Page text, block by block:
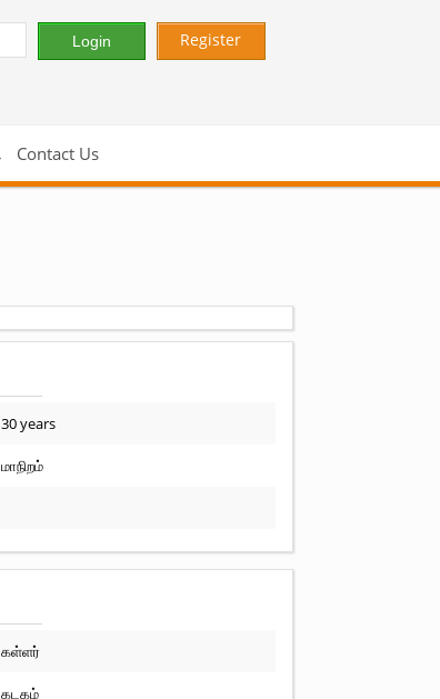
Register
Contact Us
30 years
மாநிறம்
கள்ளர்
கடகம்